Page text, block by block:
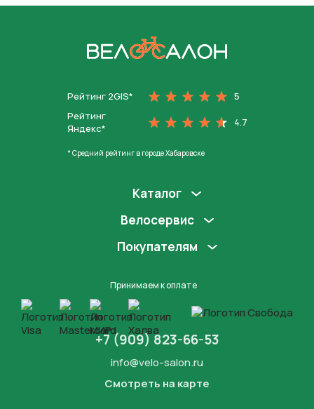
Рейтинг 2GIS*
5
Рейтинг
Яндекс*
4.7
* Средний рейтинг в городе Хабаровске
Каталог
Велосервис
Покупателям
Принимаем к оплате
+7 (909) 823-66-53
info@velo-salon.ru
Смотреть на карте